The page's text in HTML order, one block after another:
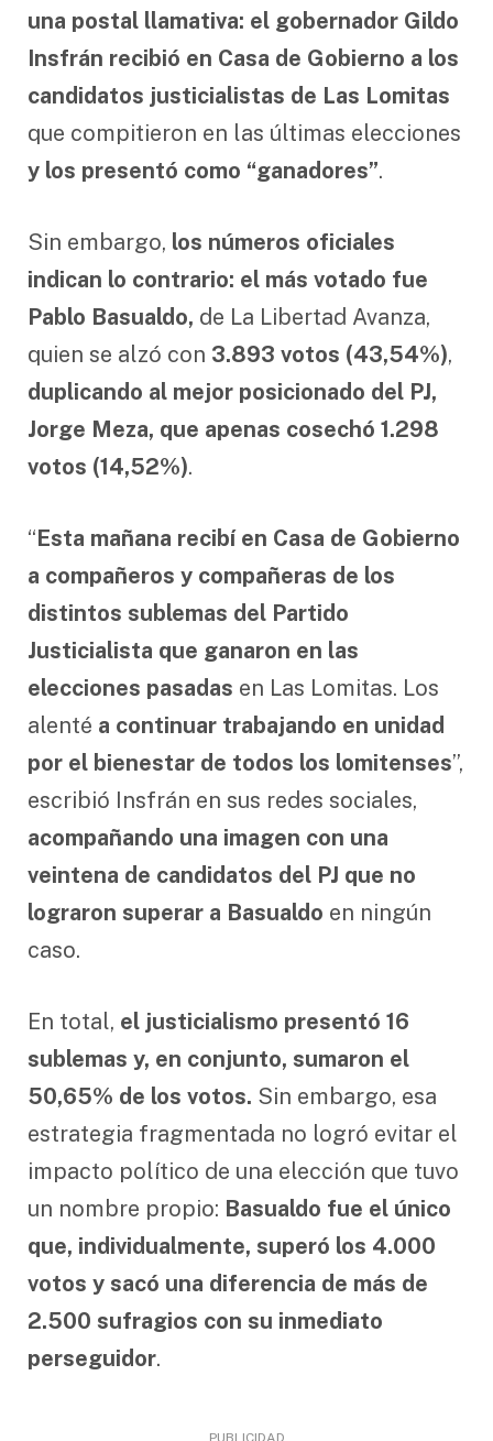
una postal llamativa: el gobernador Gildo
Insfrán recibió en Casa de Gobierno a los
candidatos justicialistas de Las Lomitas
que compitieron en las últimas elecciones
y los presentó como “ganadores”.
Sin embargo, los números oficiales
indican lo contrario: el más votado fue
Pablo Basualdo, de La Libertad Avanza,
quien se alzó con 3.893 votos (43,54%),
duplicando al mejor posicionado del PJ,
Jorge Meza, que apenas cosechó 1.298
votos (14,52%).
“Esta mañana recibí en Casa de Gobierno
a compañeros y compañeras de los
distintos sublemas del Partido
Justicialista que ganaron en las
elecciones pasadas en Las Lomitas. Los
alenté a continuar trabajando en unidad
por el bienestar de todos los lomitenses”,
escribió Insfrán en sus redes sociales,
acompañando una imagen con una
veintena de candidatos del PJ que no
lograron superar a Basualdo en ningún
caso.
En total, el justicialismo presentó 16
sublemas y, en conjunto, sumaron el
50,65% de los votos. Sin embargo, esa
estrategia fragmentada no logró evitar el
impacto político de una elección que tuvo
un nombre propio: Basualdo fue el único
que, individualmente, superó los 4.000
votos y sacó una diferencia de más de
2.500 sufragios con su inmediato
perseguidor.
PUBLICIDAD